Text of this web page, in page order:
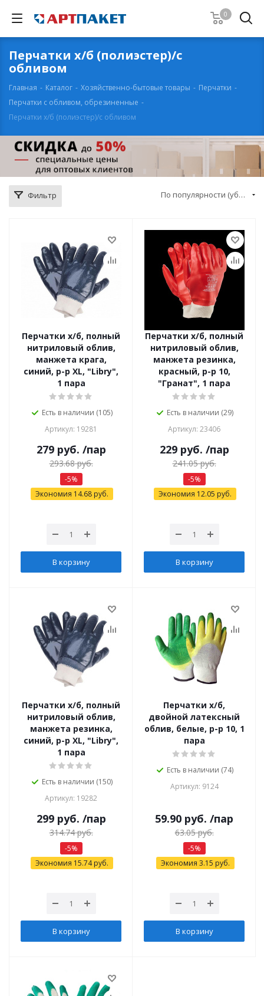
0
Перчатки х/б (полиэстер)/с
обливом
Главная - Каталог - Хозяйственно-бытовые товары - Перчатки -
Перчатки с обливом, обрезиненные -
Перчатки х/б (полиэстер)/с обливом
Фильтр По популярности (убывание)
Перчатки х/б, полный
нитриловый облив,
манжета крага,
синий, р-р XL, "Libry",
1 пара
Есть в наличии (105)
Артикул: 19281
279руб. /пар
293.68руб.
-5%
Экономия 14.68 руб.
В корзину
Перчатки х/б, полный
нитриловый облив,
манжета резинка,
красный, р-р 10,
"Гранат", 1 пара
Есть в наличии (29)
Артикул: 23406
229руб. /пар
241.05руб.
-5%
Экономия 12.05 руб.
В корзину
Перчатки х/б, полный
нитриловый облив,
манжета резинка,
синий, р-р XL, "Libry",
1 пара
Есть в наличии (150)
Артикул: 19282
299руб. /пар
314.74руб.
-5%
Экономия 15.74руб.
В корзину
Перчатки х/б,
двойной латексный
облив, белые, р-р 10, 1
пара
Есть в наличии (74)
Артикул: 9124
59.90 руб. /пар
63.05руб.
-5%
Экономия 3.15 руб.
В корзину